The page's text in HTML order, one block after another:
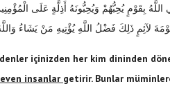
بِقَوْمٍ يُحِبُّهُمْ وَيُحِبُّونَهُ أَذِلَّةٍ عَلَى
لآئِمٍ ذَلِكَ فَضْلُ اللَّهِ يُؤْتِيهِ مَنْ يَشَاءُ
içinizden her kim dininden
insanlar getirir. Bunlar